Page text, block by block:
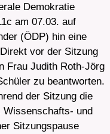
Demokratie
am 07.03. auf
(ÖDP) hin eine
vor der Sitzung
Frau Judith Roth-Jörg
zu beantworten.
der Sitzung die
Wissenschafts- und
Sitzungspause